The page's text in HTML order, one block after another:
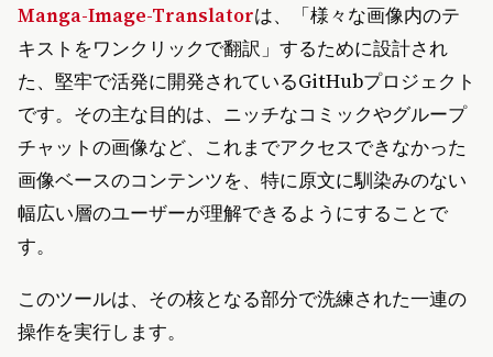
Manga-Image-Translatorは、「様々な画像内のテ
キストをワンクリックで翻訳」するために設計され
た、堅牢で活発に開発されているGitHubプロジェクト
です。その主な目的は、ニッチなコミックやグループ
チャットの画像など、これまでアクセスできなかった
画像ベースのコンテンツを、特に原文に馴染みのない
幅広い層のユーザーが理解できるようにすることで
す。
このツールは、その核となる部分で洗練された一連の
操作を実行します。